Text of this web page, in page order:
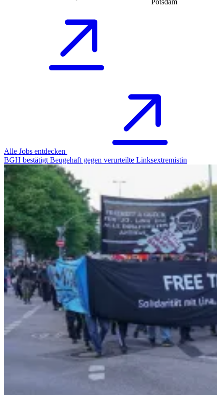
Potsdam
Alle Jobs entdecken
BGH bestätigt Beugehaft gegen verurteilte Linksextremistin